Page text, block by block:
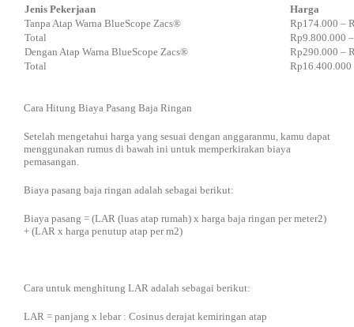
Jenis Pekerjaan
Harga
Tanpa Atap Warna BlueScope Zacs®
Rp174.000 –
Total
Rp9.800.000
Dengan Atap Warna BlueScope Zacs®
Rp290.000 –
Total
Cara Hitung Biaya Pasang Baja Ringan
Setelah mengetahui harga yang sesuai dengan anggaranmu, kamu dapat
menggunakan rumus di bawah ini untuk memperkirakan biaya
pemasangan.
Biaya pasang baja ringan adalah sebagai berikut:
Biaya pasang = (LAR (luas atap rumah) x harga baja ringan per meter2)
+ (LAR x harga penutup atap per m2)
Cara untuk menghitung LAR adalah sebagai berikut:
LAR = panjang x lebar : Cosinus derajat kemiringan atap